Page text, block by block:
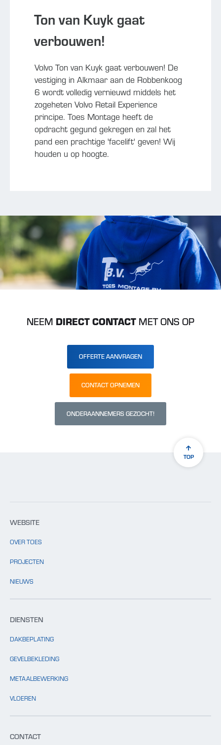
Ton van Kuyk gaat
verbouwen!
Volvo Ton van Kuyk gaat verbouwen! De
vestiging in Alkmaar aan de Robbenkoog
6 wordt volledig vernieuwd middels het
zogeheten Volvo Retail Experience
principe. Toes Montage heeft de
opdracht gegund gekregen en zal het
pand een prachtige 'facelift' geven! Wij
houden u op hoogte.
NEEM DIRECT CONTACT MET ONS OP
OFFERTE AANVRAGEN
CONTACT OPNEMEN
ONDERAANNEMERS GEZOCHT!
TOP
WEBSITE
OVER TOES
PROJECTEN
NIEUWS
DIENSTEN
DAKBEPLATING
GEVELBEKLEDING
METAALBEWERKING
VLOEREN
CONTACT